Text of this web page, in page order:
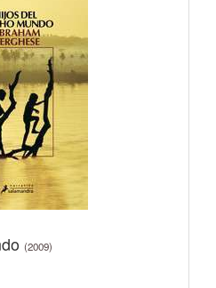
(2009)